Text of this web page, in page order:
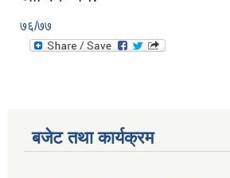
७६/७७
बजेट तथा कार्यक्रम